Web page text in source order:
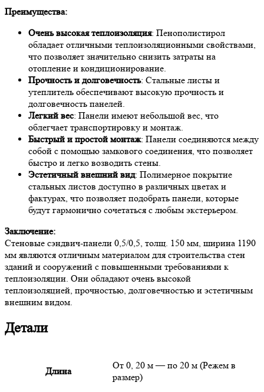
Преимущества:
Очень высокая теплоизоляция: Пенополистирол
обладает отличными теплоизоляционными свойствами,
что позволяет значительно снизить затраты на
отопление и кондиционирование.
Прочность и долговечность: Стальные листы и
утеплитель обеспечивают высокую прочность и
долговечность панелей.
Легкий вес: Панели имеют небольшой вес, что
облегчает транспортировку и монтаж.
Быстрый и простой монтаж: Панели соединяются между
собой с помощью замкового соединения, что позволяет
быстро и легко возводить стены.
Эстетичный внешний вид: Полимерное покрытие
стальных листов доступно в различных цветах и
фактурах, что позволяет подобрать панели, которые
будут гармонично сочетаться с любым экстерьером.
Заключение:
Стеновые сэндвич-панели 0,5/0,5, толщ. 150 мм, ширина 1190
мм являются отличным материалом для строительства стен
зданий и сооружений с повышенными требованиями к
теплоизоляции. Они обладают очень высокой
теплоизоляцией, прочностью, долговечностью и эстетичным
внешним видом.
Детали
Длина
От 0, 20 м — по 20 м (Режем в
размер)